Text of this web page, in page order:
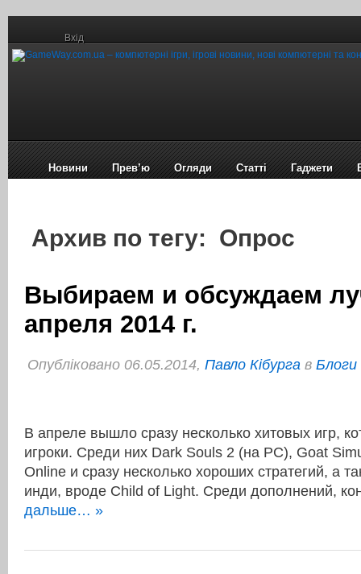
Вхід
Новини Прев’ю Огляди Статті Гаджети
Архив по тегу: Опрос
Выбираем и обсуждаем
апреля 2014 г.
Опубліковано 06.05.2014, Павло Кібурга в Блоги
В апреле вышло сразу несколько хитовых игр,
игроки. Среди них Dark Souls 2 (на PC), Goat
Online и сразу несколько хороших стратегий, а
инди, вроде Child of Light. Среди дополнений,
дальше… »